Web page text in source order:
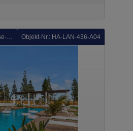
Los Alcázares: Penthouse-Wohnungen mit 3 Schlafzimmern, 2 Bädern, Dachterrasse, Gemeinschaftspool und Tiefgaragenstellplatz im La Serena Golf Komplex Objekt-Nr.: HA-LAN-436-A04